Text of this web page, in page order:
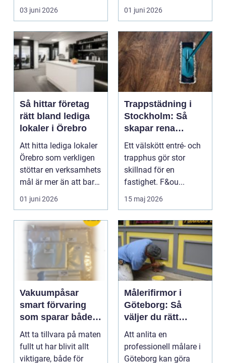
03 juni 2026
väggar. I en sta...
01 juni 2026
Så hittar företag
rätt bland lediga
lokaler i Örebro
Att hitta lediga lokaler
Örebro som verkligen
stöttar en verksamhets
mål är mer än att bara
jämföra ...
01 juni 2026
Trappstädning i
Stockholm: Så
skapar rena
trapphus tryggare
fastigheter
Ett välskött entré- och
trapphus gör stor
skillnad för en
fastighet. F&ou...
15 maj 2026
Vakuumpåsar
smart förvaring
som sparar både
mat och pengar
Att ta tillvara på maten
fullt ut har blivit allt
viktigare, både för
Målerifirmor i
Göteborg: Så
väljer du rätt
måleriföretag för
ditt projekt
Att anlita en
professionell målare i
Göteborg kan göra